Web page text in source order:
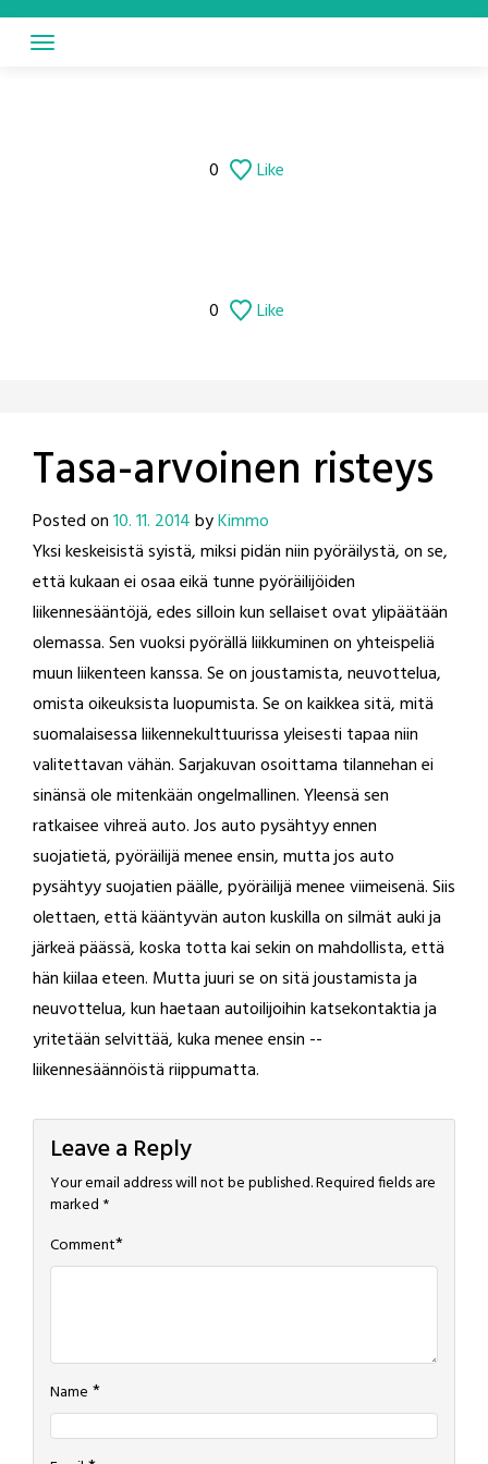
Skip
0 Like
0 Like
Tasa-arvoinen risteys
Posted on10. 11. 2014byKimmo
Yksi keskeisistä syistä, miksi pidän niin pyöräilystä, on se,
että kukaan ei osaa eikä tunne pyöräilijöiden
liikennesääntöjä, edes silloin kun sellaiset ovat ylipäätään
olemassa. Sen vuoksi pyörällä liikkuminen on yhteispeliä
muun liikenteen kanssa. Se on joustamista, neuvottelua,
omista oikeuksista luopumista. Se on kaikkea sitä, mitä
suomalaisessa liikennekulttuurissa yleisesti tapaa niin
valitettavan vähän. Sarjakuvan osoittama tilannehan ei
sinänsä ole mitenkään ongelmallinen. Yleensä sen
ratkaisee vihreä auto. Jos auto pysähtyy ennen
suojatietä, pyöräilijä menee ensin, mutta jos auto
pysähtyy suojatien päälle, pyöräilijä menee viimeisenä. Siis
olettaen, että kääntyvän auton kuskilla on silmät auki ja
järkeä päässä, koska totta kai sekin on mahdollista, että
hän kiilaa eteen. Mutta juuri se on sitä joustamista ja
neuvottelua, kun haetaan autoilijoihin katsekontaktia ja
yritetään selvittää, kuka menee ensin --
liikennesäännöistä riippumatta.
Leave a Reply
Your email address will not be published.Required fields are
marked *
Comment*
Name *